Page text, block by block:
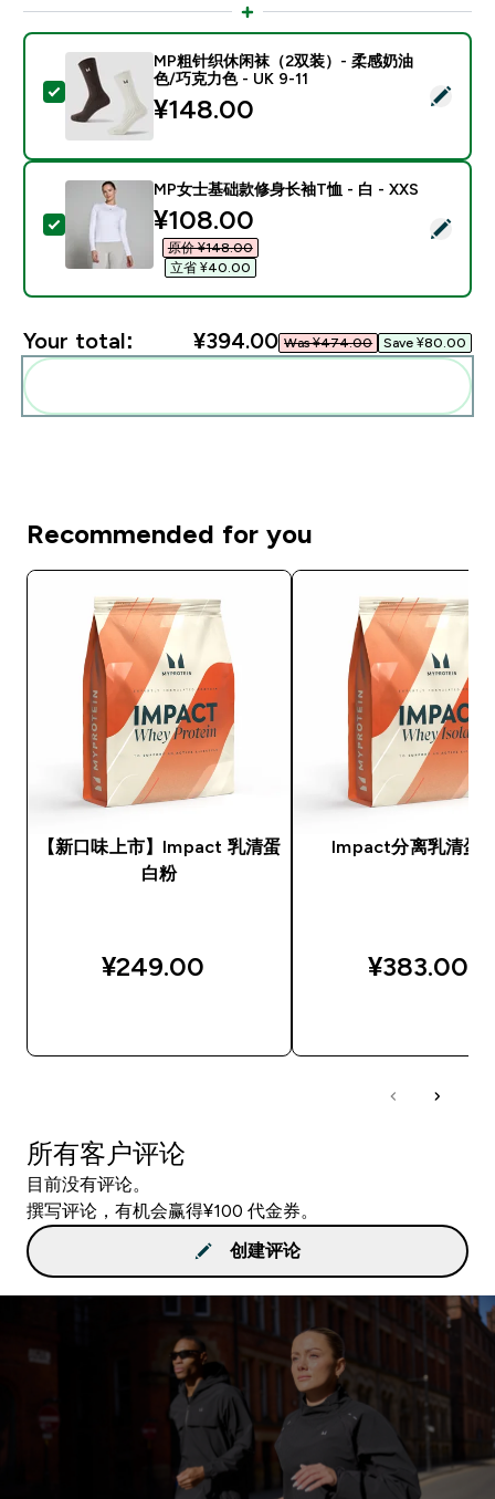
Select this product - MP粗针织休闲袜（2双装）- 柔
MP粗针织休闲袜（2双装）- 柔感奶油
色/巧克力色 - UK 9-11
¥148.00‎
Select this product - MP女士基础款修身长袖T恤 - 白 -
MP女士基础款修身长袖T恤 - 白 - XXS
discounted price
¥108.00‎
原价 ¥148.00‎
立省 ¥40.00‎
Your total: ¥394.00‎ Was ¥474.00‎ Save ¥80.00‎
Recommended for you
【新口味上市】Impact 乳清蛋
白粉
¥249.00‎
Impact分离乳清蛋
¥383.00‎
所有客户评论
目前没有评论。
撰写评论，有机会赢得¥100 代金券。
创建评论